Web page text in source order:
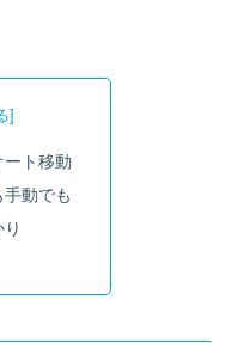
ト移動
動でも